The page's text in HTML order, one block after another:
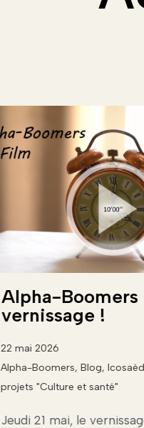
Alpha-Boomers
vernissage !
22 mai 2026
Alpha-Boomers, Blog,
projets "Culture et santé"
Jeudi 21 mai, le